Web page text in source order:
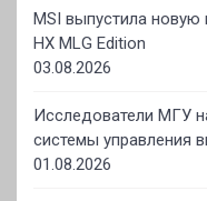
MSI выпустила
HX MLG Edition
03.08.2026
Исследователи МГУ
системы управления
01.08.2026